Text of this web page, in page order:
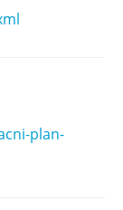
plan-